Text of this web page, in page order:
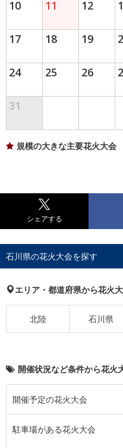
10 11 12
17 18 19
24 25 26
31
規模の大きな主要花火大会
シェアする
石川県の花火大会を探す
エリア・都道府県から花火
北陸 石川県
開催状況など条件から花火
開催予定の花火大会
駐車場がある花火大会